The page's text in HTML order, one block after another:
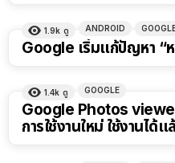
1.9k ดู ANDROID
Google เริ่มแก้ปัญหา “
1.4k ดู GOOGLE
Google Photos
การใช้งานใหม่